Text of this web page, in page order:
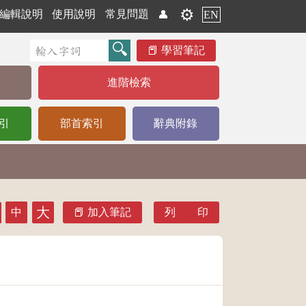
編輯說明 使用說明 常見問題 👤 ⚙️ EN
學習筆記
進階檢索
部首索引 辭典附錄
中 大 加入筆記 列 印